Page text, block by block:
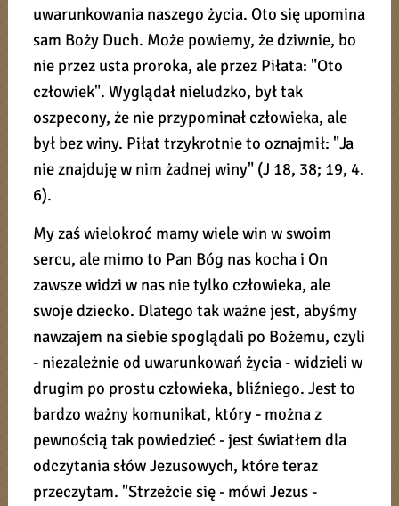
uwarunkowania naszego życia. Oto się upomina
sam Boży Duch. Może powiemy, że dziwnie, bo
nie przez usta proroka, ale przez Piłata: "Oto
człowiek". Wyglądał nieludzko, był tak
oszpecony, że nie przypominał człowieka, ale
był bez winy. Piłat trzykrotnie to oznajmił: "Ja
nie znajduję w nim żadnej winy" (J 18, 38; 19, 4.
6).
My zaś wielokroć mamy wiele win w swoim
sercu, ale mimo to Pan Bóg nas kocha i On
zawsze widzi w nas nie tylko człowieka, ale
swoje dziecko. Dlatego tak ważne jest, abyśmy
nawzajem na siebie spoglądali po Bożemu, czyli
- niezależnie od uwarunkowań życia - widzieli w
drugim po prostu człowieka, bliźniego. Jest to
bardzo ważny komunikat, który - można z
pewnością tak powiedzieć - jest światłem dla
odczytania słów Jezusowych, które teraz
przeczytam. "Strzeżcie się - mówi Jezus -